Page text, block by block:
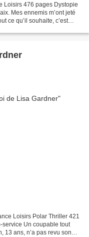
Loisirs 476 pages Dystopie
Mes ennemis m’ont jeté
ce qu’il souhaite, c’est
Loisirs Polar Thriller 421
service Un coupable tout
13 ans, n’a pas revu son